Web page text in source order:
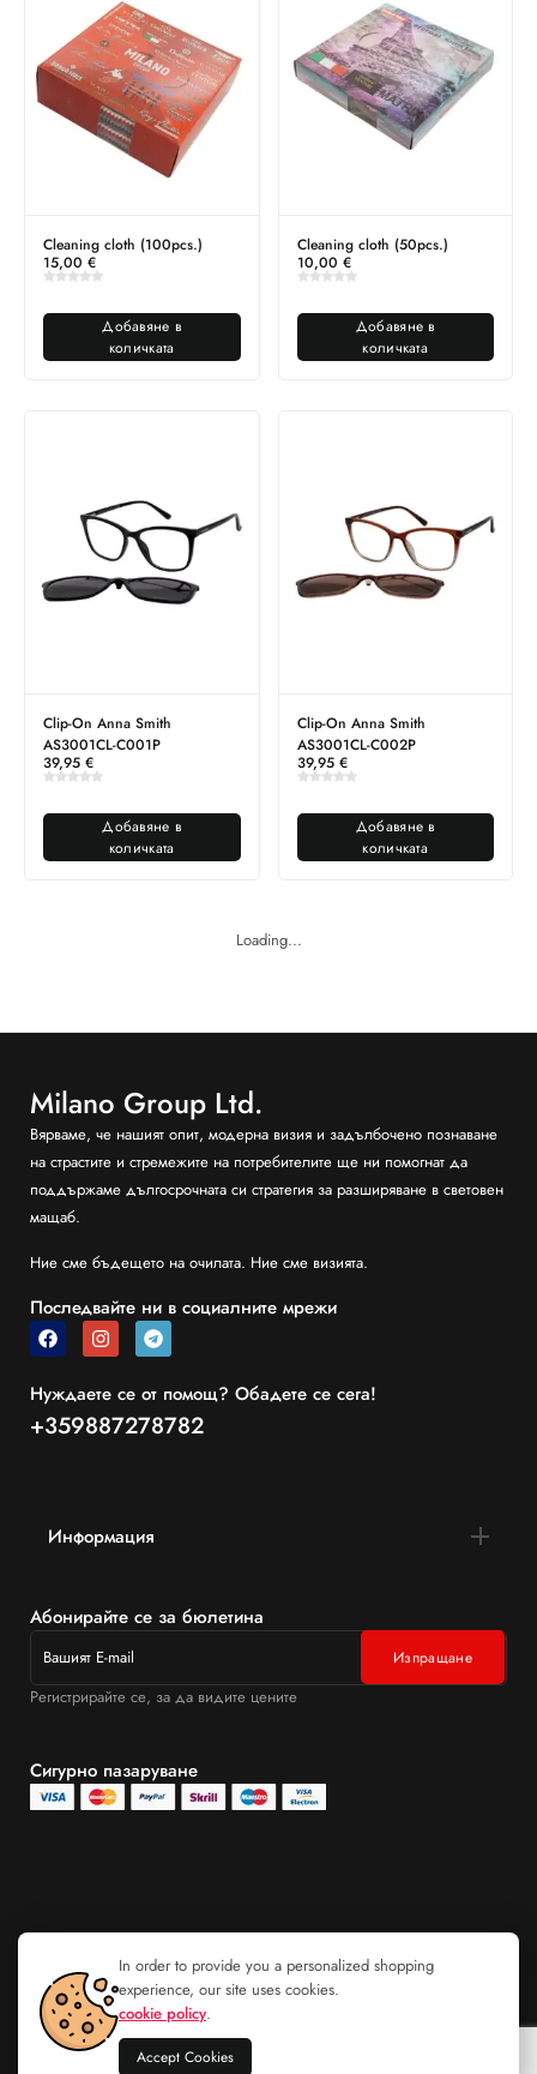
Cleaning cloth (100pcs.)
15,00 €
Добавяне в
количката
Cleaning cloth (50pcs.)
10,00 €
Добавяне в
количката
Clip-On Anna Smith
AS3001CL-C001P
39,95 €
Добавяне в
количката
Clip-On Anna Smith
AS3001CL-C002P
39,95 €
Добавяне в
количката
Loading...
Milano Group Ltd.
Вярваме, че нашият опит, модерна визия и задълбочено познаване
на страстите и стремежите на потребителите ще ни помогнат да
поддържаме дългосрочната си стратегия за разширяване в световен
мащаб.
Ние сме бъдещето на очилата. Ние сме визията.
Последвайте ни в социалните мрежи
Нуждаете се от помощ? Обадете се сега!
+359887278782
Информация
Абонирайте се за бюлетина
Регистрирайте се, за да видите цените
Сигурно пазаруване
In order to provide you a personalized shopping
experience, our site uses cookies.
cookie policy.
Accept Cookies